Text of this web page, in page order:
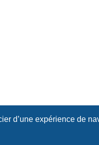
d’une expérience de